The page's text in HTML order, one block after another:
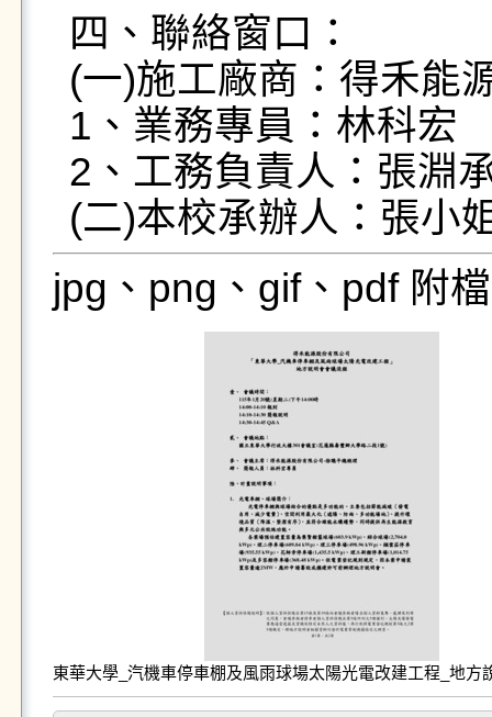
四、聯絡窗口：
(一)施工廠商：得禾能
1、業務專員：林科宏
2、工務負責人：張淵
(二)本校承辦人：張小
jpg、png、gif、pdf 附
東華大學_汽機車停車棚及風雨球場太陽光電改建工程_地方